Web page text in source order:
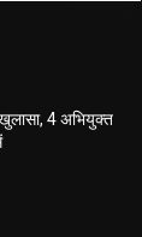
4 अभियुक्त